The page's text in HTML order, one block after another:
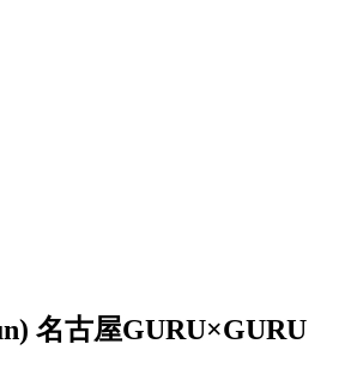
名古屋GURU×GURU